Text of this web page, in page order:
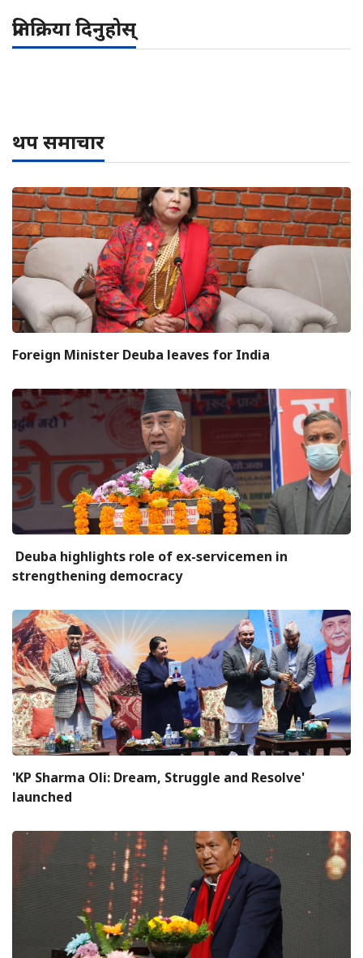
प्रतिक्रिया दिनुहोस्
थप समाचार
Foreign Minister Deuba leaves for India
Deuba highlights role of ex-servicemen in
strengthening democracy
'KP Sharma Oli: Dream, Struggle and Resolve'
launched